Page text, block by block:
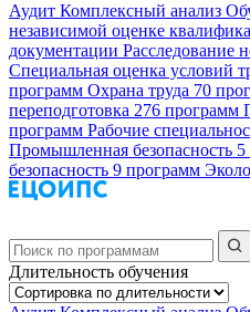
Аудит Комплексный анализ
независимой оценке
документации Расследование
Специальная оценка условий
программ Охрана труда 70
переподготовка 276 программ
программ Рабочие
Промышленная безопасность 5
безопасность 9 программ
Длительность обучения